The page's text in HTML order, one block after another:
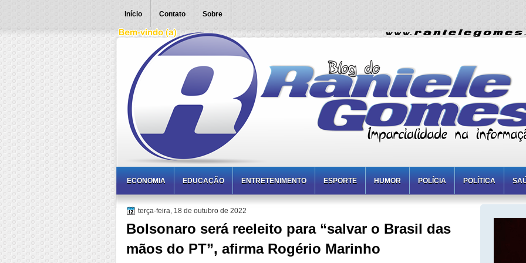
Início Contato Sobre
ECONOMIA EDUCAÇÃO ENTRETENIMENTO ESPORTE HUMOR POLÍCIA POLÍTICA
terça-feira, 18 de outubro de 2022
Bolsonaro será reeleito para “salvar o Brasil das
mãos do PT”, afirma Rogério Marinho